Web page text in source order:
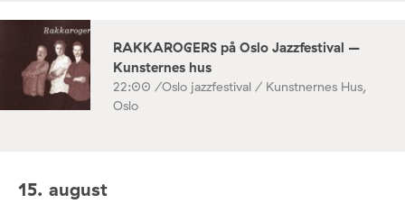
RAKKAROGERS på Oslo Jazzfestival –
Kunsternes hus
22:00 /Oslo jazzfestival / Kunstnernes Hus,
Oslo
15. august